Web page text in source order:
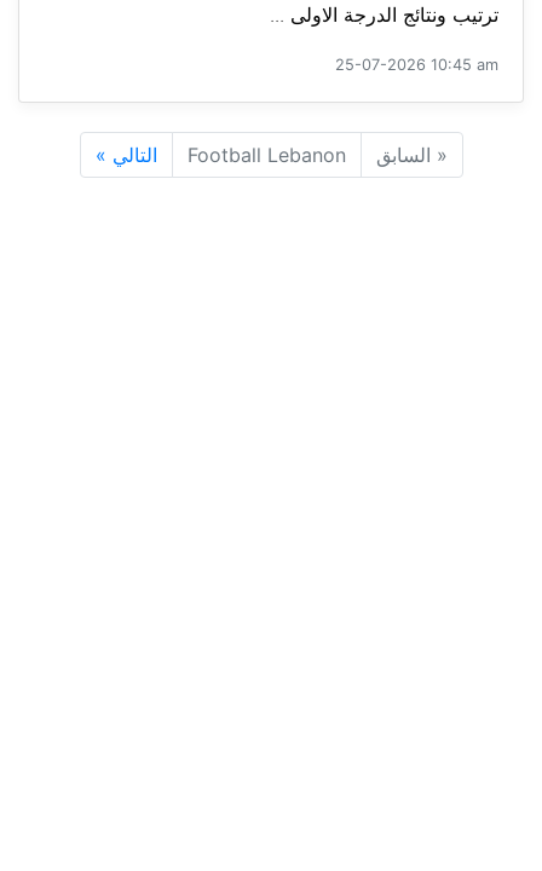
ترتيب ونتائج الدرجة الاولى ...
25-07-2026 10:45 am
« السابق Football Lebanon التالي »